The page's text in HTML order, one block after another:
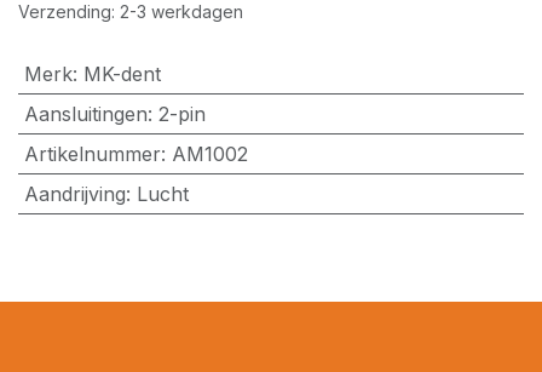
Verzending: 2-3 werkdagen
Merk: MK-dent
Aansluitingen: 2-pin
Artikelnummer: AM1002
Aandrijving: Lucht